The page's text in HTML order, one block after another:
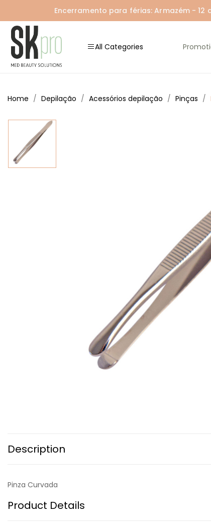
Encerramento para férias: Armazém - 12
All Categories
Home Depilação Acessórios depilação Pinças
Description
Pinza Curvada
Product Details